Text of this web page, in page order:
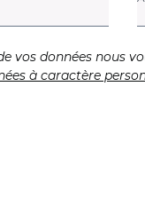
vos données nous
à caractère